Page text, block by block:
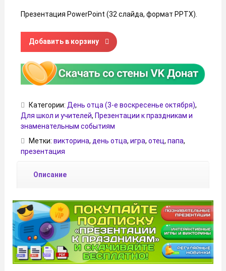
Презентация PowerPoint (32 слайда, формат PPTX).
Количество товара День отца (презентация с
Добавить в корзину
Категории: День отца (3-е воскресенье октября),
Для школ и учителей, Презентации к праздникам и
знаменательным событиям
Метки: викторина, день отца, игра, отец, папа,
презентация
Описание